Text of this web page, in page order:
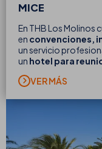
MICE
En THB Los Molinos
en convenciones,
un servicio
un hotel para
VER MÁS